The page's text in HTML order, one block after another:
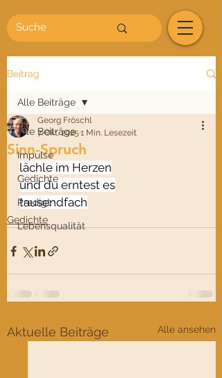
Beitrag
Alle Beiträge
Impulse
Gedichte
Predigt
Lebensqualität
Alle Beiträge
Sinn-Spruch
Georg Fröschl
7. Okt. 2025 1 Min. Lesezeit
lächle im Herzen
und du erntest es
tausendfach
Gedichte
Aktuelle Beiträge Alle ansehen